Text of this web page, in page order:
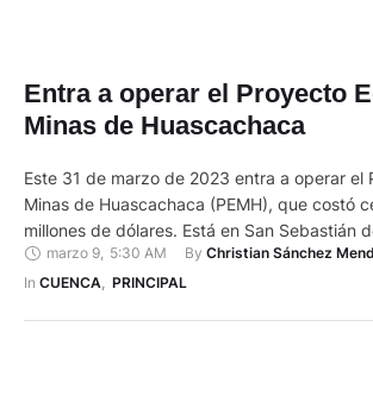
Entra a operar el Proyecto
Minas de Huascachaca
Este 31 de marzo de 2023 entra a operar el
Minas de Huascachaca (PEMH), que costó
millones de dólares. Está en San Sebastián
Saraguro. Es el más grande del país y tiene
50 megavatios (MW). Usa la fuerza del
marzo 9 5:30 AM By Christian Sánchez
In CUENCA, PRINCIPAL